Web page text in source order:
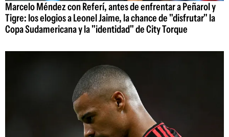
Marcelo Méndez con Referí, antes de enfrentar a Peñarol y
Tigre: los elogios a Leonel Jaime, la chance de "disfrutar" la
Copa Sudamericana y la "identidad" de City Torque